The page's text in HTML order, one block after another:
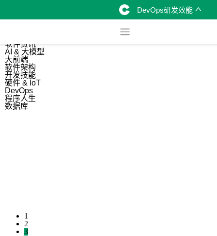
DevOps研发效能
软件资讯
AI & 大模型
大前端
软件架构
开发技能
硬件 & IoT
DevOps
程序人生
数据库
1
2
3